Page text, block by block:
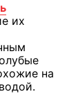
их
на